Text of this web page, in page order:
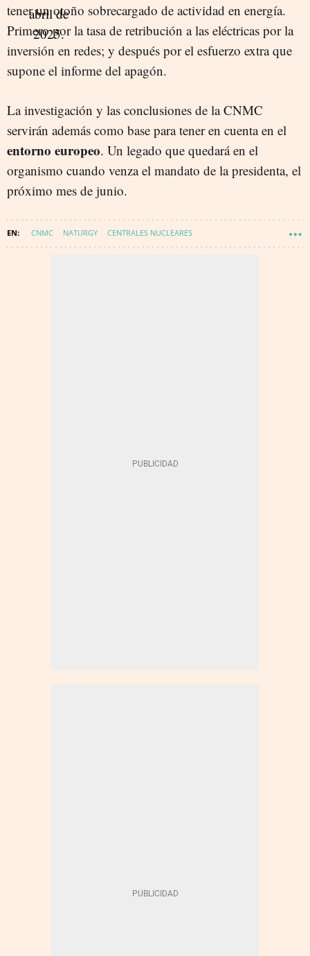
tener un otoño sobrecargado de actividad en energía.
Primero por la tasa de retribución a las eléctricas por la
inversión en redes; y después por el esfuerzo extra que
supone el informe del apagón.
La investigación y las conclusiones de la CNMC
servirán además como base para tener en cuenta en el
entorno europeo. Un legado que quedará en el
organismo cuando venza el mandato de la presidenta, el
próximo mes de junio.
CNMC NATURGY CENTRALES NUCLEARES